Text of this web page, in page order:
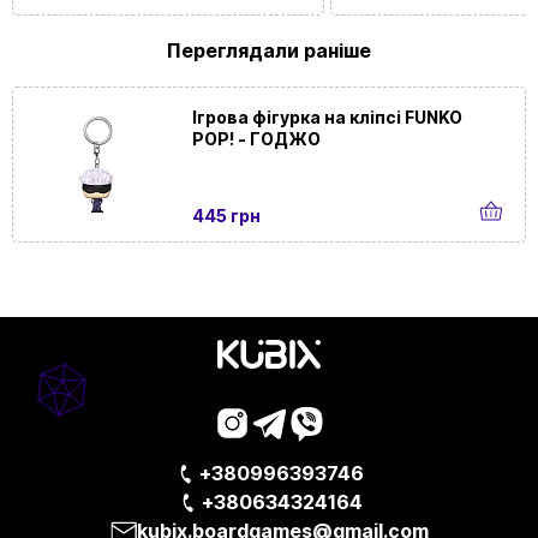
Для одного
Для подій
та локацій
З чим З кубиком|З фішками
Переглядали раніше
Ігрова фігурка на кліпсі FUNKO
POP! - ГОДЖО
445 грн
+380996393746
+380634324164
kubix.boardgames@gmail.com